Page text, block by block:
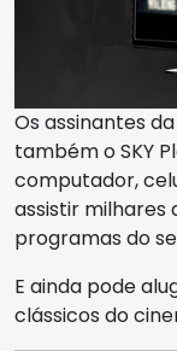
Os assinantes
também o SKY
computador,
assistir milhares
programas do
E ainda pode
clássicos do